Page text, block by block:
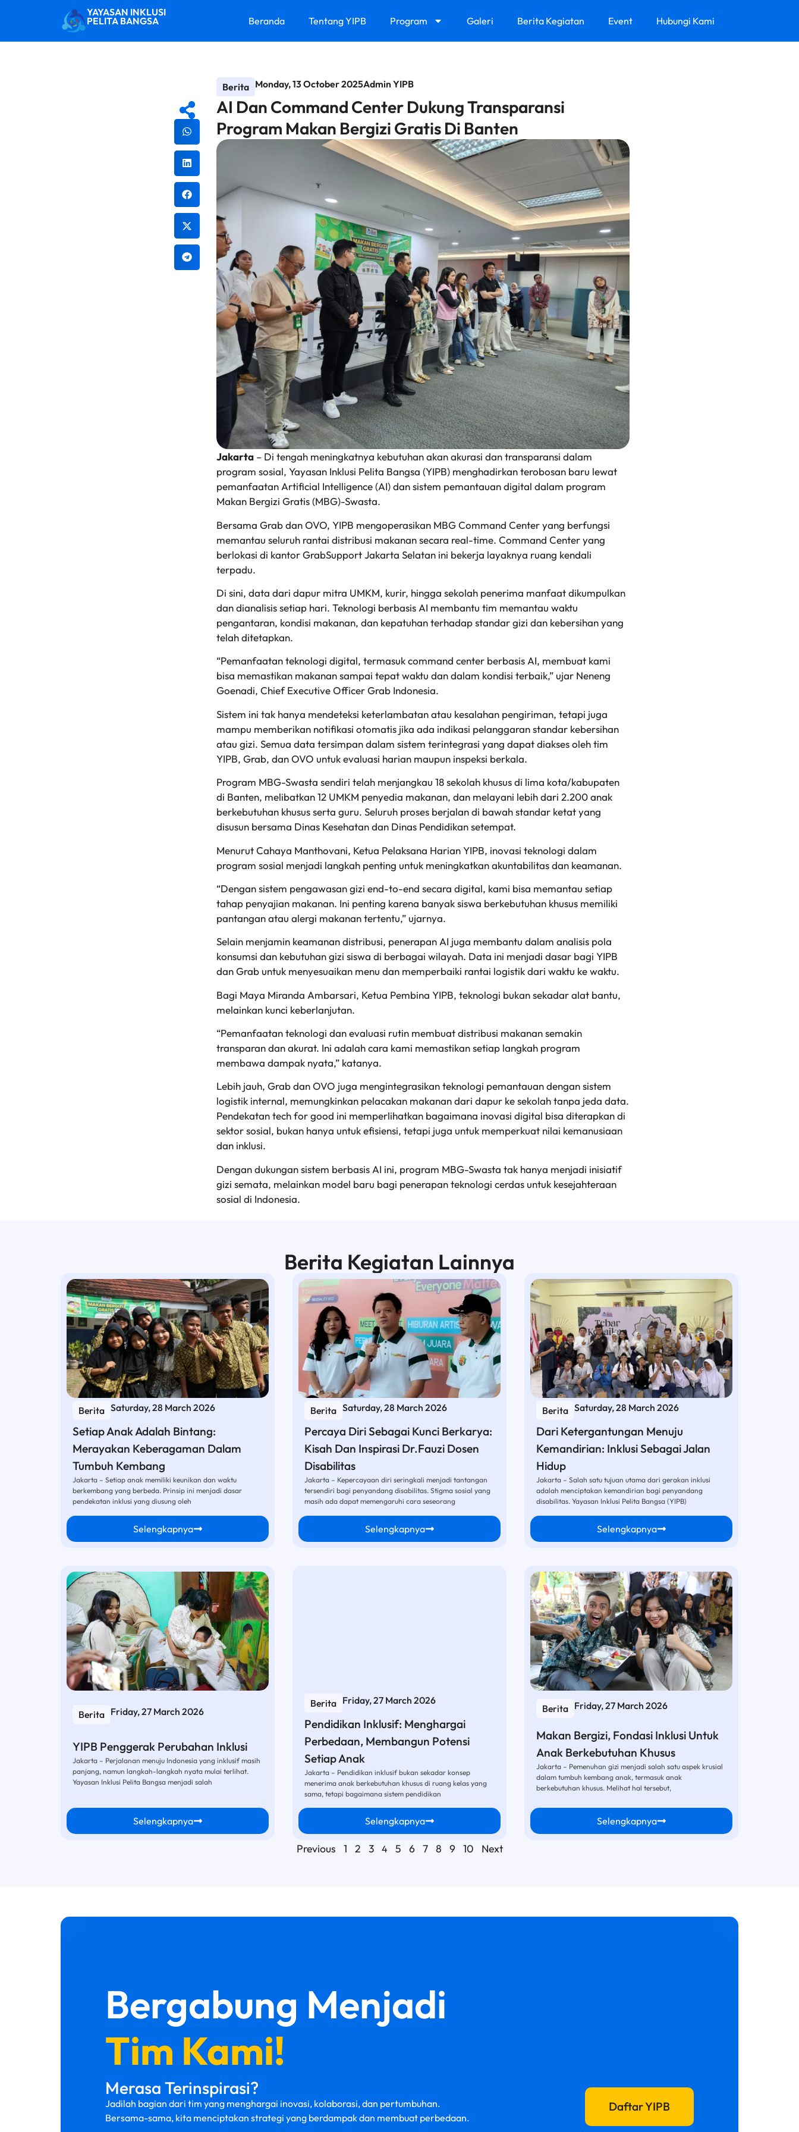
YAYASAN INKLUSI
PELITA BANGSA Beranda Tentang YIPB Program Galeri Berita Kegiatan Event Hubungi Kami
Berita Monday, 13 October 2025Admin YIPB
AI Dan Command Center Dukung Transparansi
Program Makan Bergizi Gratis Di Banten
Jakarta – Di tengah meningkatnya kebutuhan akan akurasi dan transparansi dalam
program sosial, Yayasan Inklusi Pelita Bangsa (YIPB) menghadirkan terobosan baru lewat
pemanfaatan Artificial Intelligence (AI) dan sistem pemantauan digital dalam program
Makan Bergizi Gratis (MBG)-Swasta.
Bersama Grab dan OVO, YIPB mengoperasikan MBG Command Center yang berfungsi
memantau seluruh rantai distribusi makanan secara real-time. Command Center yang
berlokasi di kantor GrabSupport Jakarta Selatan ini bekerja layaknya ruang kendali
terpadu.
Di sini, data dari dapur mitra UMKM, kurir, hingga sekolah penerima manfaat dikumpulkan
dan dianalisis setiap hari. Teknologi berbasis AI membantu tim memantau waktu
pengantaran, kondisi makanan, dan kepatuhan terhadap standar gizi dan kebersihan yang
telah ditetapkan.
“Pemanfaatan teknologi digital, termasuk command center berbasis AI, membuat kami
bisa memastikan makanan sampai tepat waktu dan dalam kondisi terbaik,” ujar Neneng
Goenadi, Chief Executive Officer Grab Indonesia.
Sistem ini tak hanya mendeteksi keterlambatan atau kesalahan pengiriman, tetapi juga
mampu memberikan notifikasi otomatis jika ada indikasi pelanggaran standar kebersihan
atau gizi. Semua data tersimpan dalam sistem terintegrasi yang dapat diakses oleh tim
YIPB, Grab, dan OVO untuk evaluasi harian maupun inspeksi berkala.
Program MBG-Swasta sendiri telah menjangkau 18 sekolah khusus di lima kota/kabupaten
di Banten, melibatkan 12 UMKM penyedia makanan, dan melayani lebih dari 2.200 anak
berkebutuhan khusus serta guru. Seluruh proses berjalan di bawah standar ketat yang
disusun bersama Dinas Kesehatan dan Dinas Pendidikan setempat.
Menurut Cahaya Manthovani, Ketua Pelaksana Harian YIPB, inovasi teknologi dalam
program sosial menjadi langkah penting untuk meningkatkan akuntabilitas dan keamanan.
“Dengan sistem pengawasan gizi end-to-end secara digital, kami bisa memantau setiap
tahap penyajian makanan. Ini penting karena banyak siswa berkebutuhan khusus memiliki
pantangan atau alergi makanan tertentu,” ujarnya.
Selain menjamin keamanan distribusi, penerapan AI juga membantu dalam analisis pola
konsumsi dan kebutuhan gizi siswa di berbagai wilayah. Data ini menjadi dasar bagi YIPB
dan Grab untuk menyesuaikan menu dan memperbaiki rantai logistik dari waktu ke waktu.
Bagi Maya Miranda Ambarsari, Ketua Pembina YIPB, teknologi bukan sekadar alat bantu,
melainkan kunci keberlanjutan.
“Pemanfaatan teknologi dan evaluasi rutin membuat distribusi makanan semakin
transparan dan akurat. Ini adalah cara kami memastikan setiap langkah program
membawa dampak nyata,” katanya.
Lebih jauh, Grab dan OVO juga mengintegrasikan teknologi pemantauan dengan sistem
logistik internal, memungkinkan pelacakan makanan dari dapur ke sekolah tanpa jeda data.
Pendekatan tech for good ini memperlihatkan bagaimana inovasi digital bisa diterapkan di
sektor sosial, bukan hanya untuk efisiensi, tetapi juga untuk memperkuat nilai kemanusiaan
dan inklusi.
Dengan dukungan sistem berbasis AI ini, program MBG-Swasta tak hanya menjadi inisiatif
gizi semata, melainkan model baru bagi penerapan teknologi cerdas untuk kesejahteraan
sosial di Indonesia.
Berita Kegiatan Lainnya
Berita Saturday, 28 March 2026
Setiap Anak Adalah Bintang:
Merayakan Keberagaman Dalam
Tumbuh Kembang
Jakarta – Setiap anak memiliki keunikan dan waktu
berkembang yang berbeda. Prinsip ini menjadi dasar
pendekatan inklusi yang diusung oleh
Selengkapnya
Berita Saturday, 28 March 2026
Percaya Diri Sebagai Kunci Berkarya:
Kisah Dan Inspirasi Dr.Fauzi Dosen
Disabilitas
Jakarta – Kepercayaan diri seringkali menjadi tantangan
tersendiri bagi penyandang disabilitas. Stigma sosial yang
masih ada dapat memengaruhi cara seseorang
Selengkapnya
Berita Saturday, 28 March 2026
Dari Ketergantungan Menuju
Kemandirian: Inklusi Sebagai Jalan
Hidup
Jakarta – Salah satu tujuan utama dari gerakan inklusi
adalah menciptakan kemandirian bagi penyandang
disabilitas. Yayasan Inklusi Pelita Bangsa (YIPB)
Selengkapnya
Berita Friday, 27 March 2026
YIPB Penggerak Perubahan Inklusi
Jakarta – Perjalanan menuju Indonesia yang inklusif masih
panjang, namun langkah-langkah nyata mulai terlihat.
Yayasan Inklusi Pelita Bangsa menjadi salah
Selengkapnya
Berita Friday, 27 March 2026
Pendidikan Inklusif: Menghargai
Perbedaan, Membangun Potensi
Setiap Anak
Jakarta – Pendidikan inklusif bukan sekadar konsep
menerima anak berkebutuhan khusus di ruang kelas yang
sama, tetapi bagaimana sistem pendidikan
Selengkapnya
Berita Friday, 27 March 2026
Makan Bergizi, Fondasi Inklusi Untuk
Anak Berkebutuhan Khusus
Jakarta – Pemenuhan gizi menjadi salah satu aspek krusial
dalam tumbuh kembang anak, termasuk anak
berkebutuhan khusus. Melihat hal tersebut,
Selengkapnya
Previous 1 2 3 4 5 6 7 8 9 10 Next
Bergabung Menjadi
Tim Kami!
Merasa Terinspirasi?
Jadilah bagian dari tim yang menghargai inovasi, kolaborasi, dan pertumbuhan.
Bersama-sama, kita menciptakan strategi yang berdampak dan membuat perbedaan.
Daftar YIPB